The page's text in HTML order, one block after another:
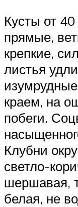
Кусты от
прямые,
крепкие,
листья
краем, на
побеги.
Клубни
светло-
шершавая,
белая, не